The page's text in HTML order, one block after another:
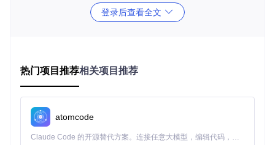
调整，避免出现内容溢出或留白过多。最后是
长表格需要在分页处保持数据完整性，关键表头需在每页重复
库的轻量化，又为打印功能提供了充足的扩展空间。
核心功能：Luckysheet打印系统的四大支柱
1. 插件化架构与资源管理
Luckysheet将打印功能设计为独立扩展插件，通过动态加载机
登录后查看全文
热门项目推荐相关项目推荐
atomcode
Claude Code 的开源替代方案。连接任意大模型，编辑代码，运行命令，自动验证 — 全自动执行。用 Rust 构建，极致性能。 ｜ An open-source alternative to Claude Code. Connect any LLM, edit code, run commands, and verify changes — autonomously. Built in Rust for speed. Get Started